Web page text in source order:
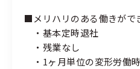
■メリハリのある働きがで
・基本定時退社
・残業なし
・1ヶ月単位の変形労働